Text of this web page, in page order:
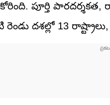
పూర్తి
దశల్లో 13 రాష్ట్రాలు,